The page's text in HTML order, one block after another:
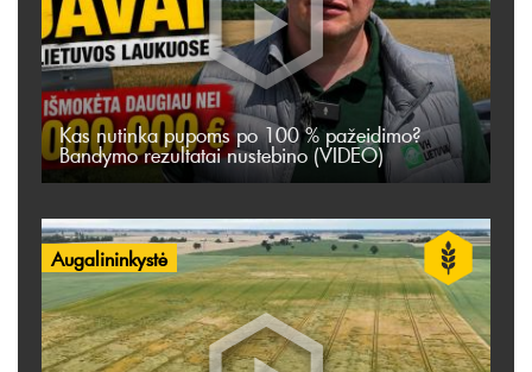
Kas nutinka pupoms po 100 % pažeidimo?
Bandymo rezultatai nustebino (VIDEO)
Augalininkystė